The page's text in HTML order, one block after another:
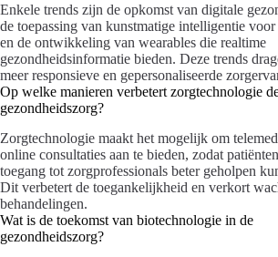
Enkele trends zijn de opkomst van digitale
de toepassing van kunstmatige intelligentie
en de ontwikkeling van wearables die realtime
gezondheidsinformatie bieden. Deze trends
meer responsieve en gepersonaliseerde
Op welke manieren verbetert zorgtechnologie
gezondheidszorg?
Zorgtechnologie maakt het mogelijk om
online consultaties aan te bieden, zodat
toegang tot zorgprofessionals beter geholpen
Dit verbetert de toegankelijkheid en verkort
behandelingen.
Wat is de toekomst van biotechnologie in de
gezondheidszorg?